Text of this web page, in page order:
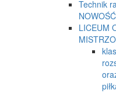
Technik
NOWOŚĆ
LICEUM